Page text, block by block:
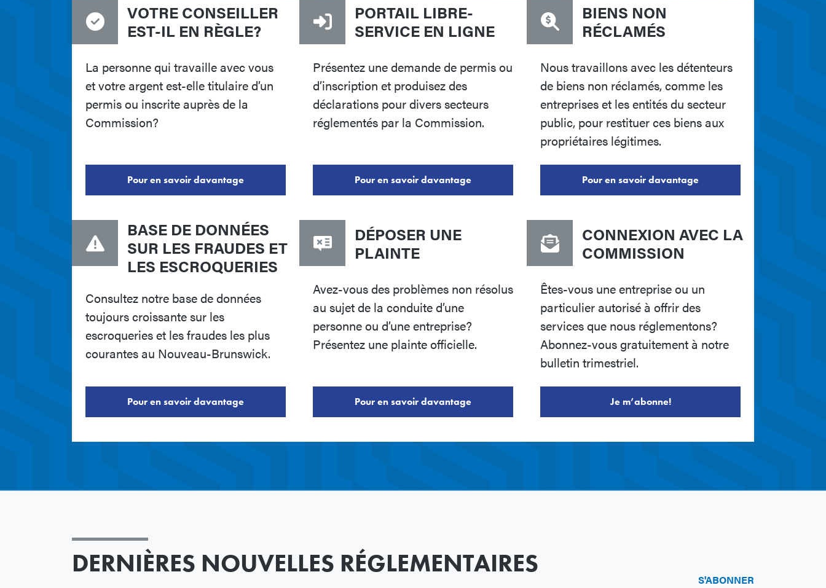
VOTRE CONSEILLER
EST-IL EN RÈGLE?
La personne qui travaille avec vous
et votre argent est-elle titulaire d’un
permis ou inscrite auprès de la
Commission?
Pour en savoir davantage
PORTAIL LIBRE-
SERVICE EN LIGNE
Présentez une demande de permis ou
d’inscription et produisez des
déclarations pour divers secteurs
réglementés par la Commission.
Pour en savoir davantage
BIENS NON
RÉCLAMÉS
Nous travaillons avec les détenteurs
de biens non réclamés, comme les
entreprises et les entités du secteur
public, pour restituer ces biens aux
propriétaires légitimes.
Pour en savoir davantage
BASE DE DONNÉES
SUR LES FRAUDES ET
LES ESCROQUERIES
Consultez notre base de données
toujours croissante sur les
escroqueries et les fraudes les plus
courantes au Nouveau-Brunswick.
Pour en savoir davantage
DÉPOSER UNE
PLAINTE
Avez-vous des problèmes non résolus
au sujet de la conduite d’une
personne ou d’une entreprise?
Présentez une plainte officielle.
Pour en savoir davantage
CONNEXION AVEC LA
COMMISSION
Êtes-vous une entreprise ou un
particulier autorisé à offrir des
services que nous réglementons?
Abonnez-vous gratuitement à notre
bulletin trimestriel.
Je m’abonne!
DERNIÈRES NOUVELLES RÉGLEMENTAIRES
S'ABONNER